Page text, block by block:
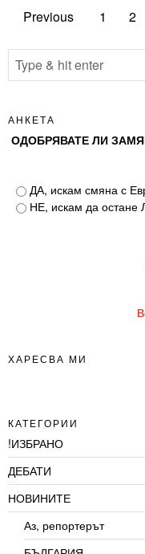
Previous 1 2
АНКЕТА
ОДОБРЯВАТЕ ЛИ
ДА, искам смяна с
НЕ, искам да остане
ХАРЕСВА МИ
КАТЕГОРИИ
!ИЗБРАНО
ДЕБАТИ
НОВИНИТЕ
Аз, репортерът